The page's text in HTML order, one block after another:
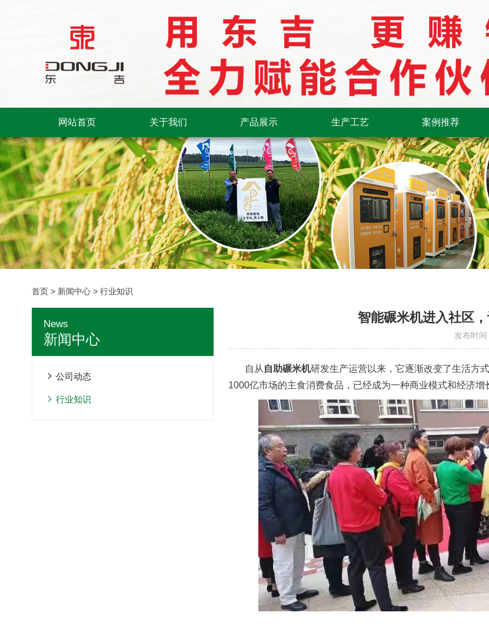
网站首页 关于我们 产品展示 生产工艺 案例推荐
首页> 新闻中心> 行业知识
News
新闻中心
公司动态
行业知识
智能碾米机进入社区
发布时
自从 自助碾米机研发生产运营以来，它逐渐改变了生活方
1000亿市场的主食消费食品，已经成为一种商业模式和经济增